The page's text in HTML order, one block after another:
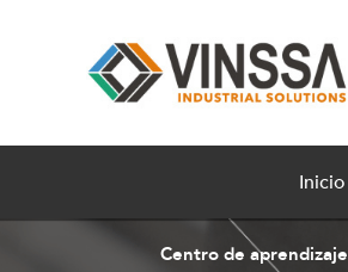
Inicio
Centro de aprendizaje